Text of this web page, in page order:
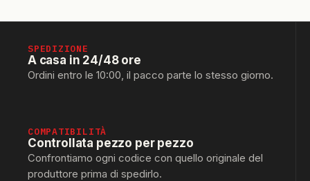
SPEDIZIONE
A casa in 24/48 ore
Ordini entro le 10:00, il pacco parte lo stesso giorno.
COMPATIBILITÀ
Controllata pezzo per pezzo
Confrontiamo ogni codice con quello originale del
produttore prima di spedirlo.